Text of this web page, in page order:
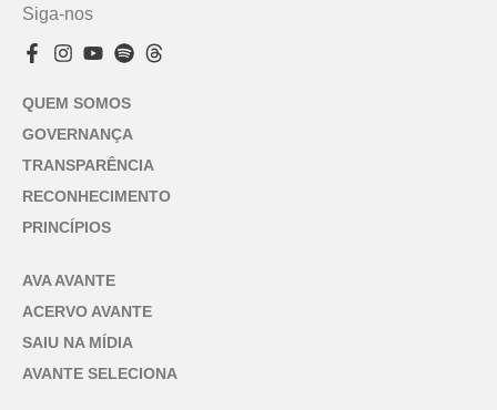
Siga-nos
QUEM SOMOS
GOVERNANÇA
TRANSPARÊNCIA
RECONHECIMENTO
PRINCÍPIOS
AVA AVANTE
ACERVO AVANTE
SAIU NA MÍDIA
AVANTE SELECIONA